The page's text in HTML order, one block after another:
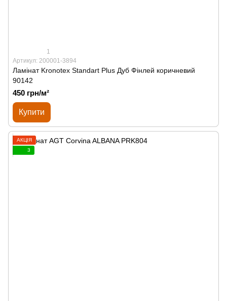
1
Артикул: 200001-3894
Ламінат Kronotex Standart Plus Дуб Фінлей коричневий
90142
450 грн/м²
Купити
АКЦІЯ
3